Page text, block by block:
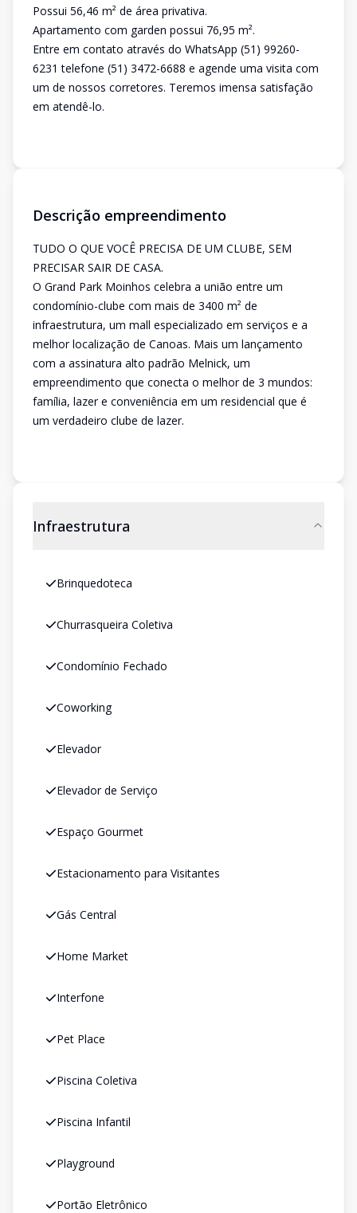
Possui 56,46 m² de área privativa.
Apartamento com garden possui 76,95 m².
Entre em contato através do WhatsApp (51) 99260-
6231 telefone (51) 3472-6688 e agende uma visita com
um de nossos corretores. Teremos imensa satisfação
em atendê-lo.
Descrição empreendimento
TUDO O QUE VOCÊ PRECISA DE UM CLUBE, SEM
PRECISAR SAIR DE CASA.
O Grand Park Moinhos celebra a união entre um
condomínio-clube com mais de 3400 m² de
infraestrutura, um mall especializado em serviços e a
melhor localização de Canoas. Mais um lançamento
com a assinatura alto padrão Melnick, um
empreendimento que conecta o melhor de 3 mundos:
família, lazer e conveniência em um residencial que é
um verdadeiro clube de lazer.
Infraestrutura
Brinquedoteca
Churrasqueira Coletiva
Condomínio Fechado
Coworking
Elevador
Elevador de Serviço
Espaço Gourmet
Estacionamento para Visitantes
Gás Central
Home Market
Interfone
Pet Place
Piscina Coletiva
Piscina Infantil
Playground
Portão Eletrônico